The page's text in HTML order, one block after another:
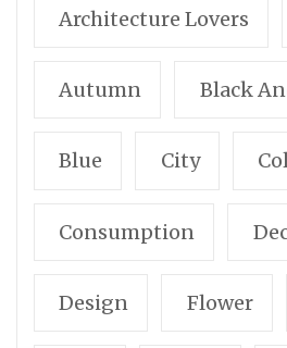
Architecture Lovers
Autumn Black
Blue City
Consumption
Design Flower